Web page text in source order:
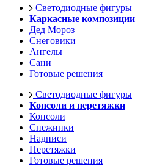
Светодиодные фигуры
Каркасные композиции
Дед Мороз
Снеговики
Ангелы
Сани
Готовые решения
Светодиодные фигуры
Консоли и перетяжки
Консоли
Снежинки
Надписи
Перетяжки
Готовые решения